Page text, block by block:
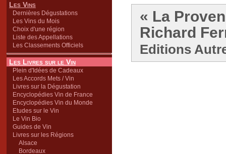
Les Vins
Dernières Dégustations
Les Vins du Mois
Choix d'une région
Liste des Appellations
Les Classements Officiels
Les Livres sur le Vin
Plein d'Idées de Cadeaux
Les Accords Mets / Vin
Livres sur la Dégustation
Encyclopédies Vin de France
Encyclopédies Vin du Monde
Etudes sur le Vin
Le Vin Bio
Guides de Vin
Livres sur les Régions
Alsace
Bordeaux
« La
Richard
Editions